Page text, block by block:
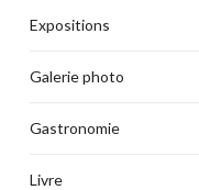
Expositions
Galerie photo
Gastronomie
Livre